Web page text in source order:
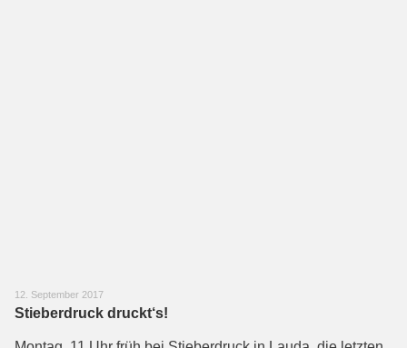
12. September 2017
Stieberdruck druckt‘s!